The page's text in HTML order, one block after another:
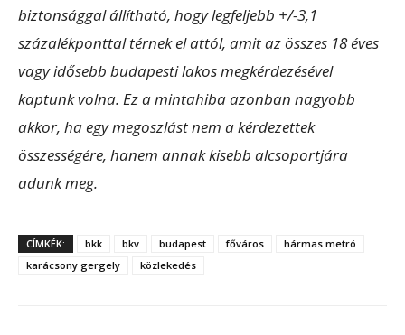
biztonsággal állítható, hogy legfeljebb +/-3,1
százalékponttal térnek el attól, amit az összes 18 éves
vagy idősebb budapesti lakos megkérdezésével
kaptunk volna. Ez a mintahiba azonban nagyobb
akkor, ha egy megoszlást nem a kérdezettek
összességére, hanem annak kisebb alcsoportjára
adunk meg.
CÍMKÉK: bkk bkv budapest főváros
hármas metró
karácsony gergely
közlekedés